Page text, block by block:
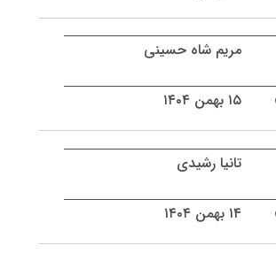
مریم شاه حسینی
۱۵ بهمن ۱۴۰۴
تانیا رشیدی
۱۴ بهمن ۱۴۰۴